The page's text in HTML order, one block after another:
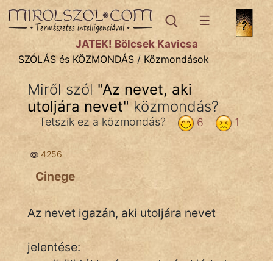
SZÓLÁS ÉS KÖZMONDÁStémák:
Bibliai
Közmondások
Szállóigék
Szóláscsoportok
Szólások
Tréfás
JÁTÉK! Bölcsek Kavicsa
SZÓLÁS és KÖZMONDÁS / Közmondások
Miről szól "Az nevet, aki
utoljára nevet" közmondás?
1
6
Tetszik ez a közmondás?
4256
Cinege
Az nevet igazán, aki utoljára nevet
jelentése: